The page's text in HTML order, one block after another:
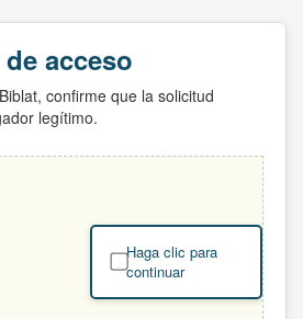
acceso
confirme que la solicitud
legítimo.
Haga clic para
continuar